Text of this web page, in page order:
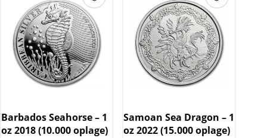
Barbados Seahorse – 1
oz 2018 (10.000 oplage)
Samoan Sea Dragon – 1
oz 2022 (15.000 oplage)